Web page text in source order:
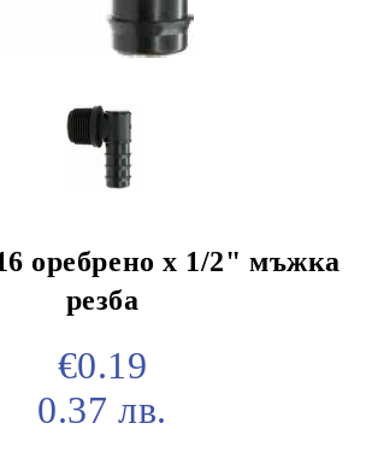
оребрено х 1/2" мъжка
резба
€0.19
0.37 лв.